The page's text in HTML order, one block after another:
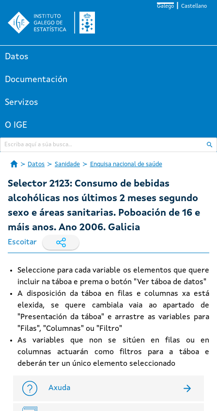
Galego Castellano
Datos
Documentación
Servizos
O IGE
Datos Sanidade Enquisa nacional de saúde
Selector 2123: Consumo de bebidas
alcohólicas nos últimos 2 meses segundo
sexo e áreas sanitarias. Poboación de 16 e
máis anos. Ano 2006. Galicia
Escoitar
Seleccione para cada variable os elementos que quere
incluir na táboa e prema o botón "Ver táboa de datos"
A disposición da táboa en filas e columnas xa está
elexida, se quere cambiala vaia ao apartado de
"Presentación da táboa" e arrastre as variables para
"Filas", "Columnas" ou "Filtro"
As variables que non se sitúen en filas ou en
columnas actuarán como filtros para a táboa e
deberán ter un único elemento seleccionado
Axuda